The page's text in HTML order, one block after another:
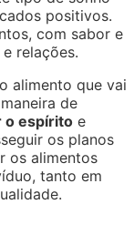
positivos.
com sabor e
relações.
alimento que vai
de
o espírito e
os planos
os alimentos
tanto em